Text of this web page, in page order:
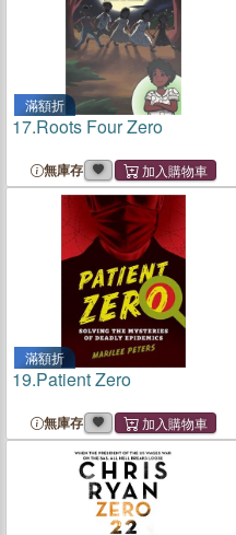
滿額折
17.Roots Four Zero
無庫存
滿額折
19.Patient Zero
無庫存